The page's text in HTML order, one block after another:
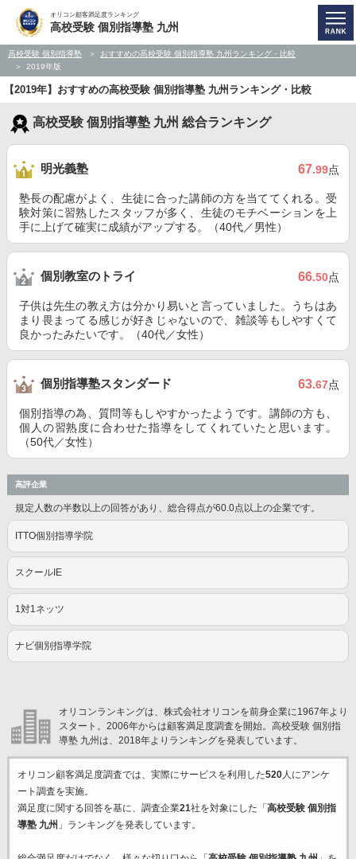
オリコン顧客満足度ランキング
高校受験 個別指導塾 九州
高校受験 個別指導塾
おすすめの高校受験 個別指導塾 九州ランキング・比較
2019年版
【2019年】おすすめの高校受験 個別指導塾 九州ランキング・比較
高校受験 個別指導塾 九州 総合ランキング
明光義塾 67.99点
塾長の配慮がよく、生徒に合った講師の方を当ててくれる。受
験対策に習熟したスタッフが多く、生徒のモチベーションを上
手に上げて確実に成績がアップする。（40代／男性）
個別教室のトライ 66.50点
子供は先生の教え方は分かり易いと言っていました。うちはあ
まり畏まってる感じが好きじゃないので、雑談等もしやすくて
良かったみたいです。（40代／女性）
個別指導塾スタンダード 63.67点
個別指導の為、質問等もしやすかったようです。講師の方も、
個人の習熟度に合わせた指導をしてくれていたと思います。
（50代／女性）
高評企業
規定人数の半数以上の回答があり、総合得点が60.0点以上の企業です。
ITTO個別指導学院
スクールIE
1対1ネッツ
ナビ個別指導学院
オリコンランキングは、株式会社オリコンを前身企業に1967年より
スタート。2006年からは顧客満足度調査を開始。高校受験 個別指
導塾 九州は、2018年よりランキングを発表しています。
オリコン顧客満足度調査では、実際にサービスを利用した520人にアンケ
ート調査を実施。
満足度に関する回答を基に、調査企業21社を対象にした「 高校受験 個別指
導塾 九州 」ランキングを発表しています。